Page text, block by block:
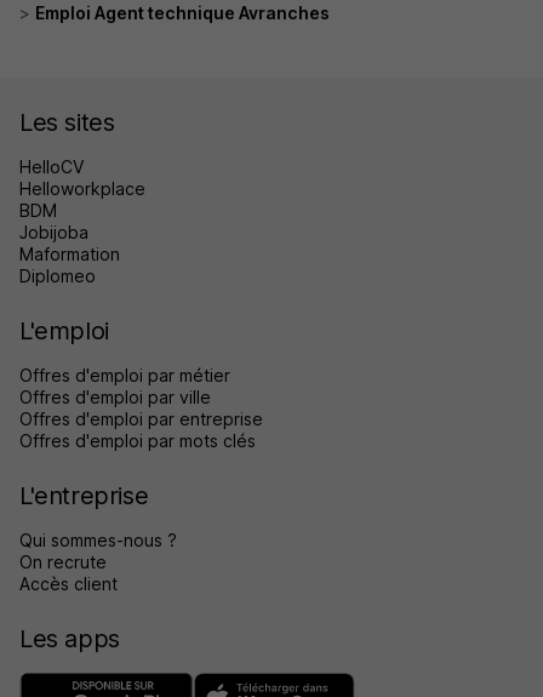
Emploi Agent technique Avranches
Les sites
HelloCV
Helloworkplace
BDM
Jobijoba
Maformation
Diplomeo
L'emploi
Offres d'emploi par métier
Offres d'emploi par ville
Offres d'emploi par entreprise
Offres d'emploi par mots clés
L'entreprise
Qui sommes-nous ?
On recrute
Accès client
Les apps